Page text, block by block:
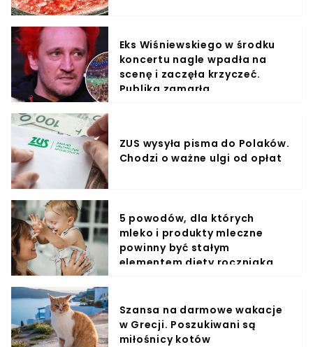
Eks Wiśniewskiego w środku
koncertu nagle wpadła na
scenę i zaczęła krzyczeć.
Publika zamarła
ZUS wysyła pisma do Polaków.
Chodzi o ważne ulgi od opłat
5 powodów, dla których
mleko i produkty mleczne
powinny być stałym
elementem diety roczniaka
Szansa na darmowe wakacje
w Grecji. Poszukiwani są
miłośnicy kotów